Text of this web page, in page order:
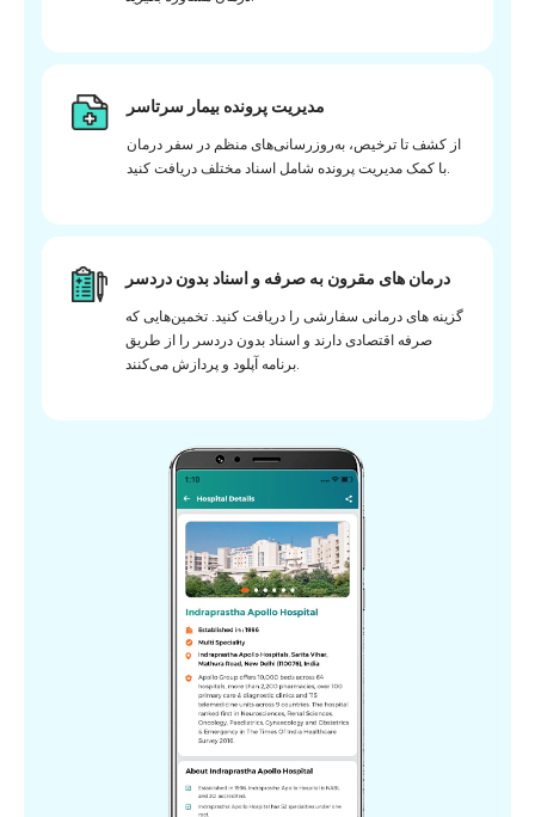
مدیریت پرونده بیمار سرتاسر
از کشف تا ترخیص، به‌روزرسانی‌های منظم در سفر درمان
با کمک مدیریت پرونده شامل اسناد مختلف دریافت کنید.
درمان های مقرون به صرفه و اسناد بدون دردسر
گزینه های درمانی سفارشی را دریافت کنید. تخمین‌هایی که
صرفه اقتصادی دارند و اسناد بدون دردسر را از طریق
برنامه آپلود و پردازش می‌کنند.